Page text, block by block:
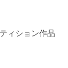
ィション作品